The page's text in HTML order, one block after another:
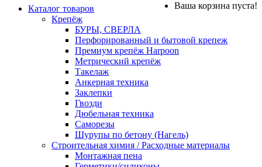
Ваша корзина пуста!
Каталог товаров
Крепёж
БУРЫ, СВЕРЛА
Перфорированный и бытовой крепеж
Премиум крепёж Harpoon
Метрический крепёж
Такелаж
Анкерная техника
Заклепки
Гвозди
Дюбельная техника
Саморезы
Шурупы по бетону (Нагель)
Строительная химия / Расходные материалы
Монтажная пена